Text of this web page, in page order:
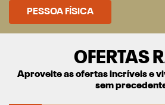
PESSOA FÍSICA
OFERTAS
Aproveite as ofertas incríveis e
sem